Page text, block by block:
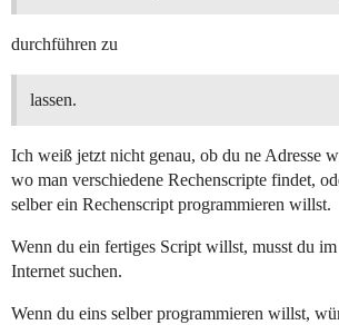
durchführen zu
lassen.
Ich weiß jetzt nicht genau, ob du ne Adresse
wo man verschiedene Rechenscripte findet,
selber ein Rechenscript programmieren willst.
Wenn du ein fertiges Script willst, musst du im
Internet suchen.
Wenn du eins selber programmieren willst,